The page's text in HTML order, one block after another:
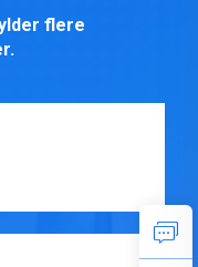
flere